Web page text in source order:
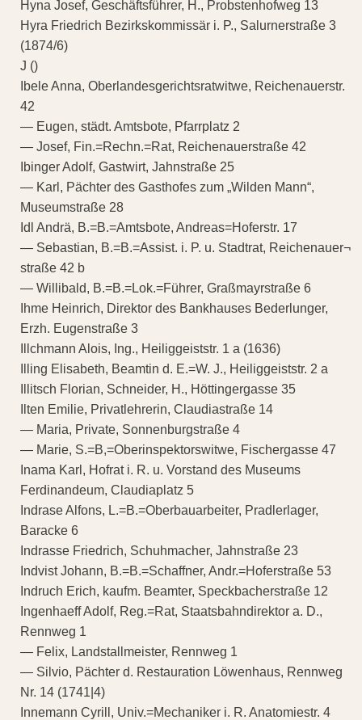
Hyna Josef, Geschäftsführer, H., Probstenhofweg 13
Hyra Friedrich Bezirkskommissär i. P., Salurnerstraße 3
(1874/6)
J ()
Ibele Anna, Oberlandesgerichtsratwitwe, Reichenauerstr.
42
— Eugen, städt. Amtsbote, Pfarrplatz 2
— Josef, Fin.=Rechn.=Rat, Reichenauerstraße 42
Ibinger Adolf, Gastwirt, Jahnstraße 25
— Karl, Pächter des Gasthofes zum „Wilden Mann“,
Museumstraße 28
Idl Andrä, B.=B.=Amtsbote, Andreas=Hoferstr. 17
— Sebastian, B.=B.=Assist. i. P. u. Stadtrat, Reichenauer¬
straße 42 b
— Willibald, B.=B.=Lok.=Führer, Graßmayrstraße 6
Ihme Heinrich, Direktor des Bankhauses Bederlunger,
Erzh. Eugenstraße 3
Illchmann Alois, Ing., Heiliggeiststr. 1 a (1636)
Illing Elisabeth, Beamtin d. E.=W. J., Heiliggeiststr. 2 a
Illitsch Florian, Schneider, H., Höttingergasse 35
Ilten Emilie, Privatlehrerin, Claudiastraße 14
— Maria, Private, Sonnenburgstraße 4
— Marie, S.=B,=Oberinspektorswitwe, Fischergasse 47
Inama Karl, Hofrat i. R. u. Vorstand des Museums
Ferdinandeum, Claudiaplatz 5
Indrase Alfons, L.=B.=Oberbauarbeiter, Pradlerlager,
Baracke 6
Indrasse Friedrich, Schuhmacher, Jahnstraße 23
Indvist Johann, B.=B.=Schaffner, Andr.=Hoferstraße 53
Indruch Erich, kaufm. Beamter, Speckbacherstraße 12
Ingenhaeff Adolf, Reg.=Rat, Staatsbahndirektor a. D.,
Rennweg 1
— Felix, Landstallmeister, Rennweg 1
— Silvio, Pächter d. Restauration Löwenhaus, Rennweg
Nr. 14 (1741|4)
Innemann Cyrill, Univ.=Mechaniker i. R. Anatomiestr. 4